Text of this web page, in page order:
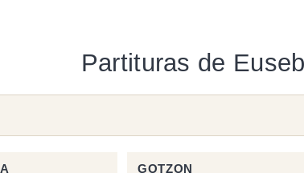
Partituras de
GOTZON